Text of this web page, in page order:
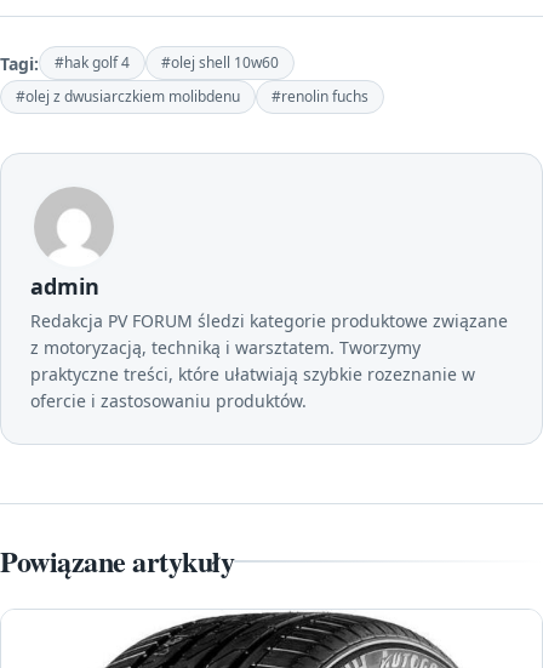
Tagi: #hak golf 4
#olej shell 10w60
#olej z dwusiarczkiem molibdenu
#renolin fuchs
admin
Redakcja PV FORUM śledzi kategorie produktowe związane
z motoryzacją, techniką i warsztatem. Tworzymy
praktyczne treści, które ułatwiają szybkie rozeznanie w
ofercie i zastosowaniu produktów.
Powiązane artykuły